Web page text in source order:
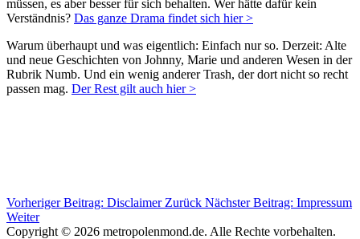
müssen, es aber besser für sich behalten. Wer hätte dafür kein
Verständnis? Das ganze Drama findet sich hier >
Warum überhaupt und was eigentlich: Einfach nur so. Derzeit: Alte
und neue Geschichten von Johnny, Marie und anderen Wesen in der
Rubrik Numb. Und ein wenig anderer Trash, der dort nicht so recht
passen mag. Der Rest gilt auch hier >
Vorheriger Beitrag: Disclaimer Zurück Nächster Beitrag: Impressum
Weiter
Copyright © 2026 metropolenmond.de. Alle Rechte vorbehalten.